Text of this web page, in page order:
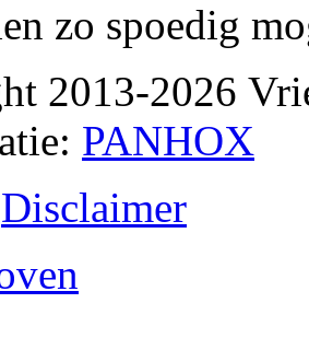
zo spoedig
2013-2026
PANHOX
Disclaimer